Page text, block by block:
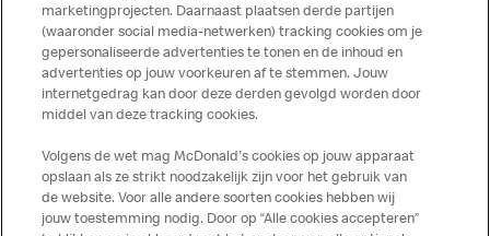
ingrediënten. McDonald’s streeft er naar om de
voedingswaarde- en allergeneninformatie altijd up to date
te houden. De verstrekte informatie is alleen van
toepassing op de in Nederland verkochte producten. Voor
meer informatie over voedingswaarden en allergenen kijk
op de McDonald's website of in de McDonald’s App.
Publicatiefouten voorbehouden.
marketingprojecten. Daarnaast plaatsen derde partijen
(waaronder social media-netwerken) tracking cookies om je
gepersonaliseerde advertenties te tonen en de inhoud en
advertenties op jouw voorkeuren af te stemmen. Jouw
internetgedrag kan door deze derden gevolgd worden door
middel van deze tracking cookies.
Volgens de wet mag McDonald's cookies op jouw apparaat
opslaan als ze strikt noodzakelijk zijn voor het gebruik van
de website. Voor alle andere soorten cookies hebben wij
jouw toestemming nodig. Door op “Alle cookies accepteren”